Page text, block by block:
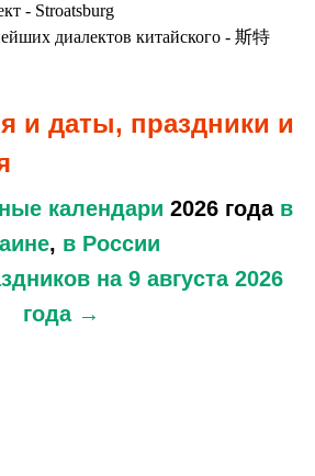
- Stroatsburg
диалектов китайского - 斯特
и даты, праздники и
календари 2026 года в
, в России
на 9 августа 2026
года →